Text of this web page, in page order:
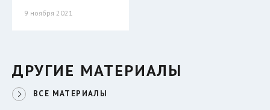
9 ноября 2021
ДРУГИЕ МАТЕРИАЛЫ
ВСЕ МАТЕРИАЛЫ